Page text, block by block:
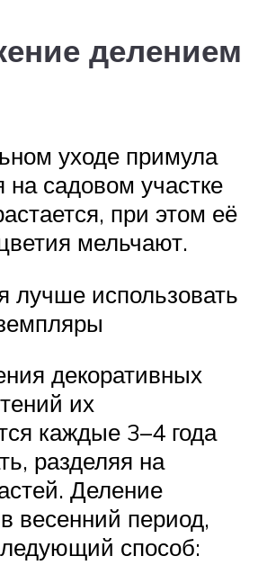
делением
уходе примула
на садовом участке
при этом её
мельчают.
лучше использовать
декоративных
их
каждые 3–4 года
разделяя на
Деление
весенний период,
способ: